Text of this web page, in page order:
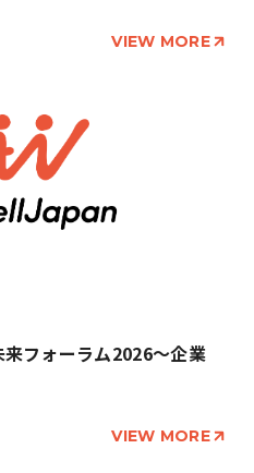
VIEW MORE
来フォーラム2026～企業
VIEW MORE